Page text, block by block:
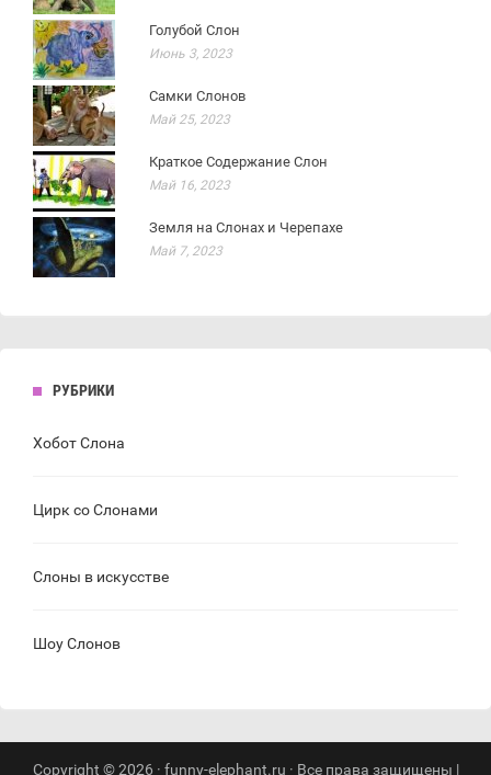
Голубой Слон
Июнь 3, 2023
Самки Слонов
Май 25, 2023
Краткое Содержание Слон
Май 16, 2023
Земля на Слонах и Черепахе
Май 7, 2023
РУБРИКИ
Хобот Слона
Цирк со Слонами
Слоны в искусстве
Шоу Слонов
Copyright © 2026 · funny-elephant.ru · Все права защищены |